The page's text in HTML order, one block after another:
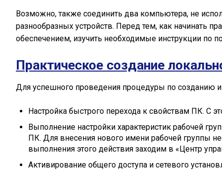
Возможно, также соединить два компьютера, не
разнообразных устройств. Перед тем, как начинать
обеспечением, изучить необходимые инструкции по
Практическое создание
Для успешного проведения процедуры по созданию и
Настройка быстрого перехода к свойствам ПК. С
Выполнение настройки характеристик рабочей
ПК. Для внесения нового имени рабочей группы
выполнения этого действия заходим в «Центр
Активирование общего доступа и сетевого